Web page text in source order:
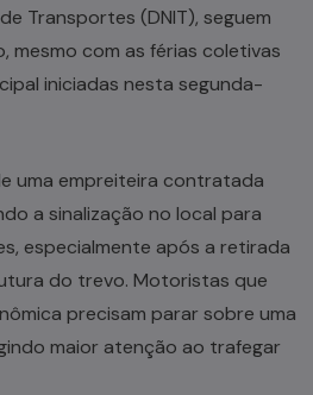
Transportes (DNIT), seguem
mesmo com as férias coletivas
iniciadas nesta segunda-
uma empreiteira contratada
a sinalização no local para
especialmente após a retirada
do trevo. Motoristas que
precisam parar sobre uma
maior atenção ao trafegar